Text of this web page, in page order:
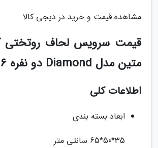
مشاهده قیمت و خرید در دیجی کالا
قیمت سرویس لحاف روتختی
متین مدل Diamond دو نفره 6 تکه
اطلاعات کلی
ابعاد بسته بندی
35*50*65 سانتی متر